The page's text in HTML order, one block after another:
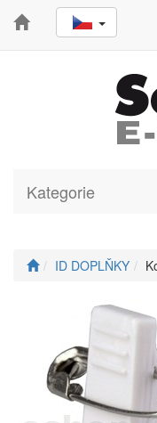
Kategorie
ID DOPLŇKY